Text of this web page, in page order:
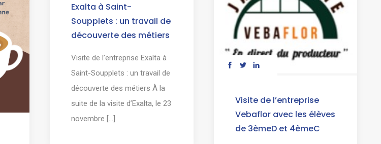
Exalta à Saint-
Soupplets : un travail de
découverte des métiers
Visite de l’entreprise Exalta à
Saint-Soupplets : un travail de
découverte des métiers À la
suite de la visite d’Exalta, le 23
novembre [...]
Visite de l’entreprise
Vebaflor avec les élèves
de 3èmeD et 4èmeC